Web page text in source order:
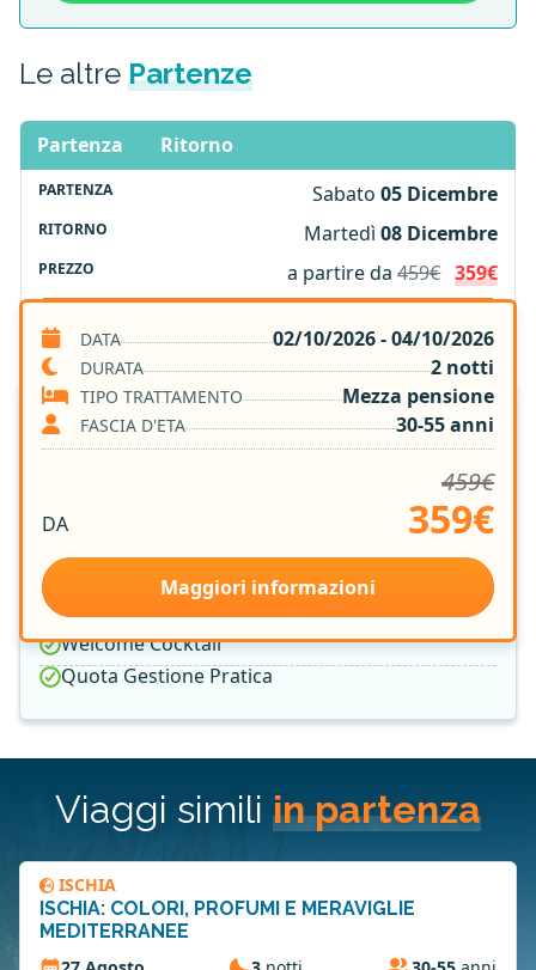
Le altre Partenze
Partenza
Ritorno
Sabato05 Dicembre
Martedì08 Dicembre
a partire da459€ 359€
SERVIZI INCLUSI
Trattamento di Mezza Pensione
Sistemazione nella Camera Prescelta
Assicurazione Medica e Bagaglio
Welcome Cocktail
Quota Gestione Pratica
DATA 02/10/2026 - 04/10/2026
DURATA 2 notti
TIPO TRATTAMENTO Mezza pensione
FASCIA D'ETA 30-55 anni
DA
459€
359€
Maggiori informazioni
Viaggi simili in partenza
ISCHIA
ISCHIA: COLORI, PROFUMI E MERAVIGLIE
MEDITERRANEE